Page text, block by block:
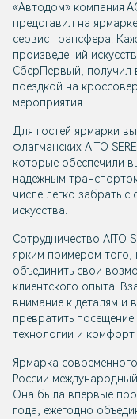
«Автодом» компания
представил на
сервис трансфера.
произведений
СберПервый, получил
поездкой на
мероприятия.
Для гостей ярмарки
флагманских AITO
которые обеспечили
надежным
числе легко забрать
искусства.
Сотрудничество AITO
ярким примером того,
объединить свои
клиентского опыта.
внимание к деталям и
превратить посещение
технологии и комфорт
Ярмарка
России
Она была впервые
года, ежегодно